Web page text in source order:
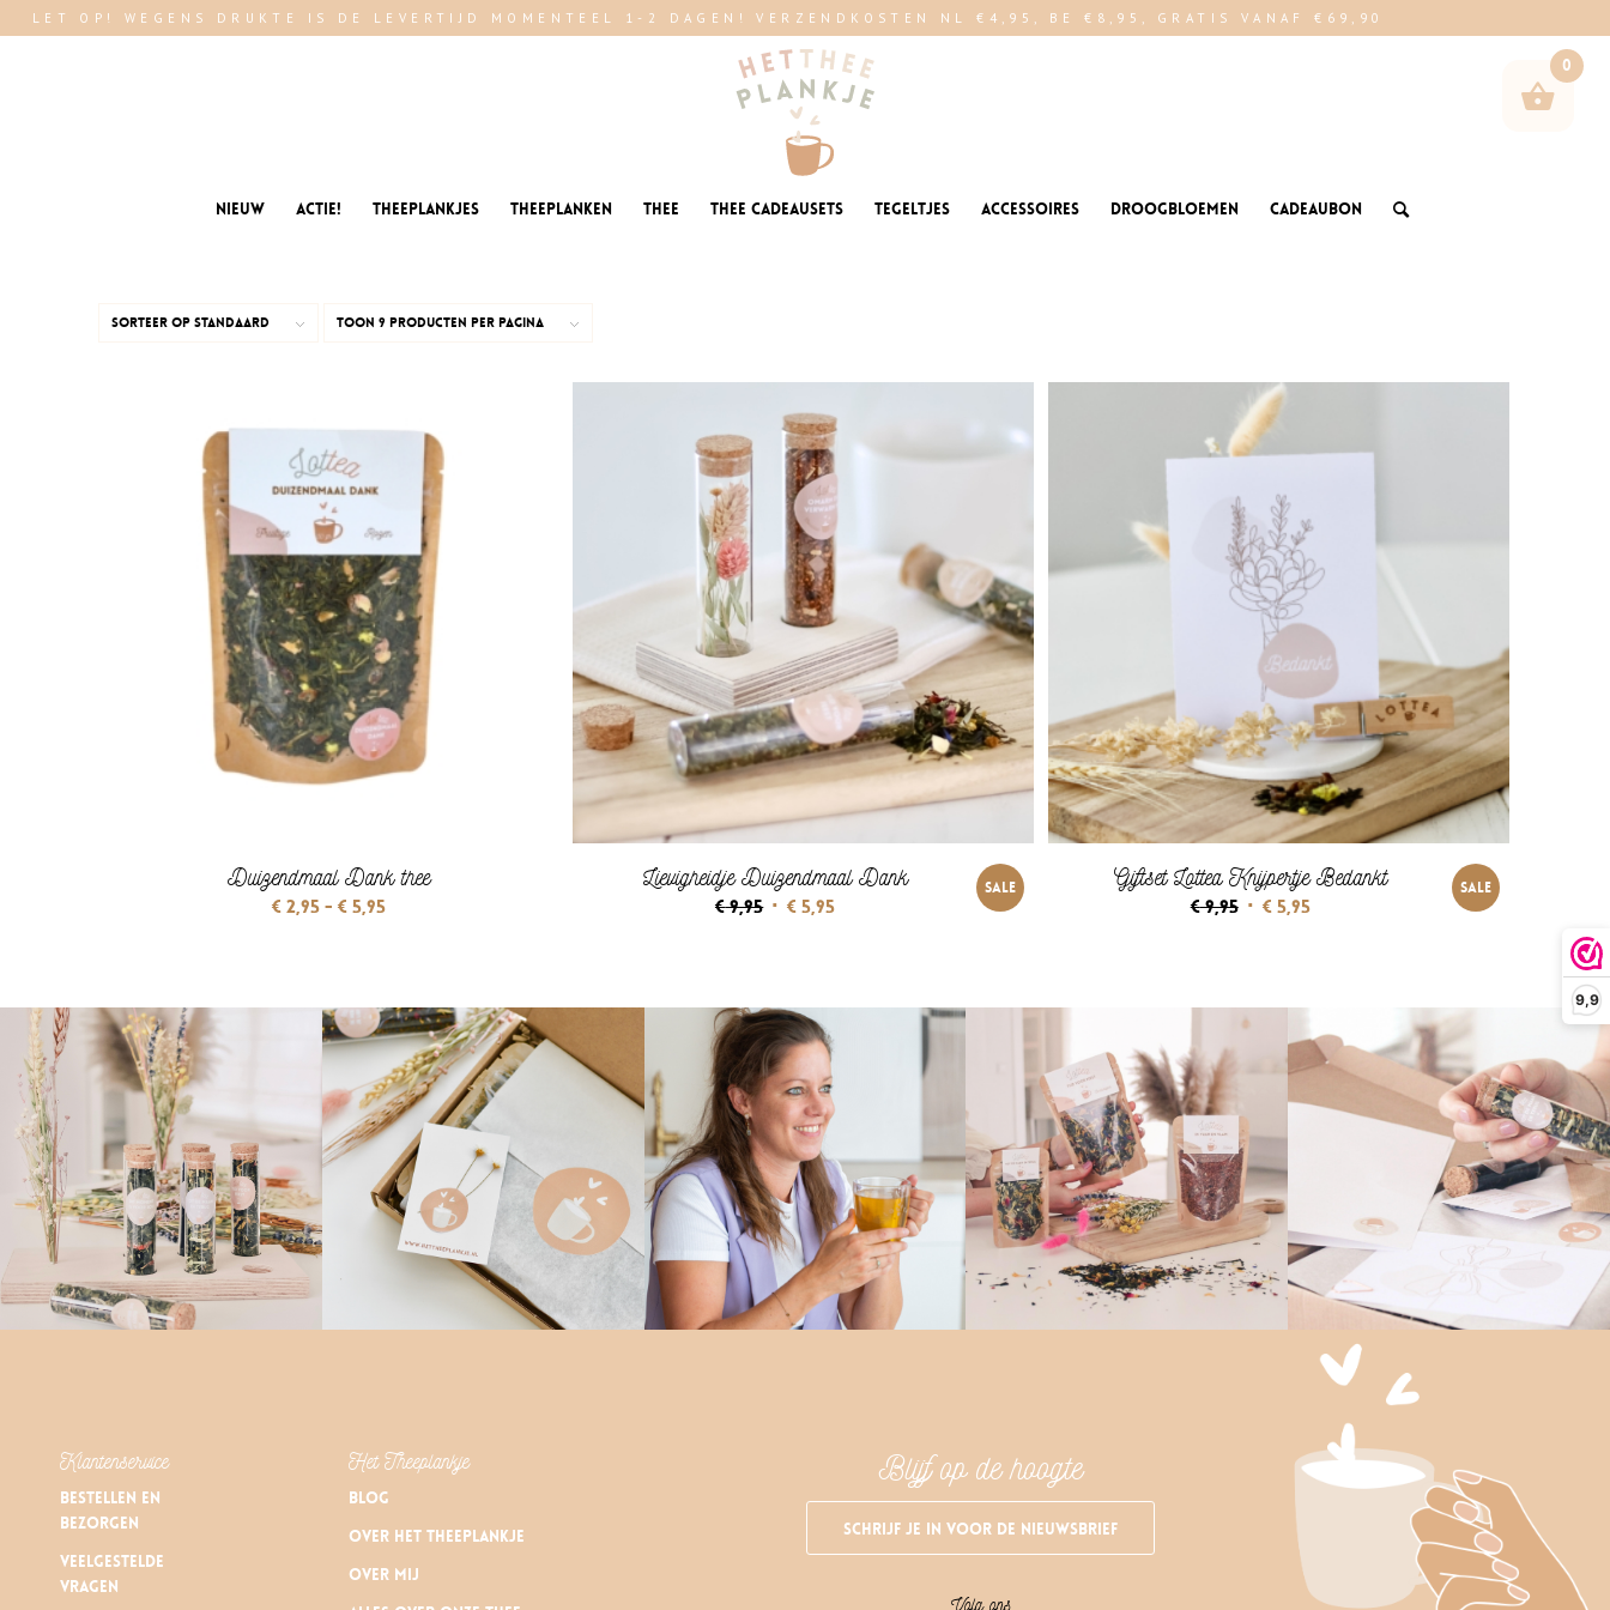
9,9
LET OP! WEGENS DRUKTE IS DE LEVERTIJD MOMENTEEL 1-2 DAGEN! VERZENDKOSTEN NL €4,95, BE €8,95, GRATIS VANAF €69,90
Nieuw Actie! Theeplankjes Theeplanken Thee Thee cadeausets Tegeltjes Accessoires Droogbloemen Cadeaubon
Sorteer op Standaard Toon 9 Producten per pagina
Duizendmaal Dank thee
€2,95 - €5,95Prijsklasse:
Lievigheidje Duizendmaal Dank
€9,95 Oorspronkelijke
€ 5,95Huidige
SALE Giftset Lottea Knijpertje Bedankt
€9,95 Oorspronkelijke
€5,95Huidige
SALE
Klantenservice
Bestellen en
bezorgen
Veelgestelde
vragen
Het Theeplankje
Blog
Over Het Theeplankje
Over mij
Blijf op de hoogte
Schrijf je in voor de nieuwsbrief
Volg ons
0